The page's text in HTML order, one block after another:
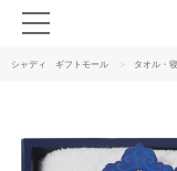
シャディ ギフトモール タオル・